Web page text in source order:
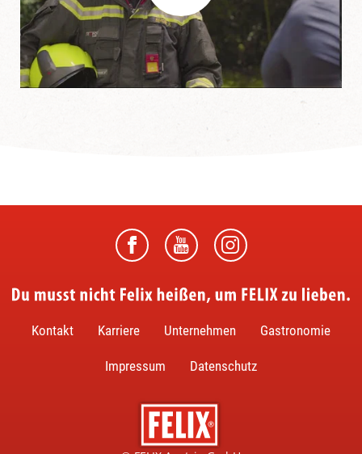
Du musst nicht Felix heißen, um FELIX zu lieben.
Kontakt Karriere Unternehmen Gastronomie
Impressum Datenschutz